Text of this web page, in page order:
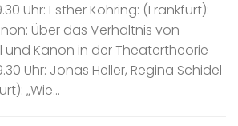
Uhr: Esther Köhring: (Frankfurt):
Über das Verhältnis von
und Kanon in der Theatertheorie
Uhr: Jonas Heller, Regina Schidel
„Wie...